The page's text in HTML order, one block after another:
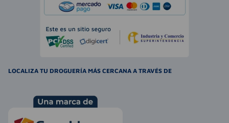
LOCALIZA TU DROGUERÍA MÁS CERCANA A TRAVÉS DE